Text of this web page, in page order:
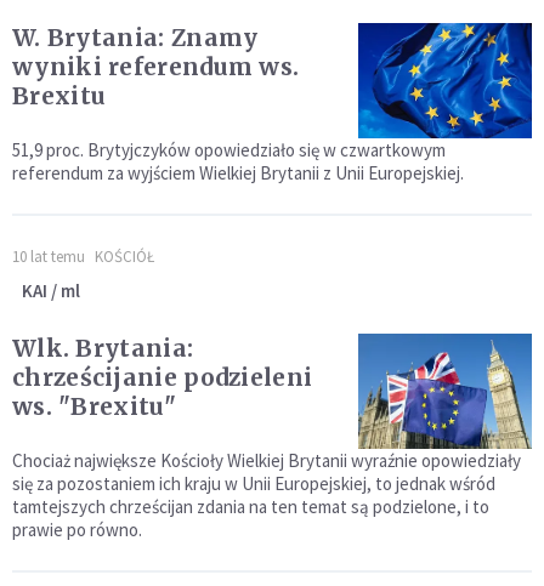
W. Brytania: Znamy
wyniki referendum ws.
Brexitu
51,9 proc. Brytyjczyków opowiedziało się w czwartkowym
referendum za wyjściem Wielkiej Brytanii z Unii Europejskiej.
10 lat temu KOŚCIÓŁ
KAI / ml
Wlk. Brytania:
chrześcijanie podzieleni
ws. "Brexitu"
Chociaż największe Kościoły Wielkiej Brytanii wyraźnie opowiedziały
się za pozostaniem ich kraju w Unii Europejskiej, to jednak wśród
tamtejszych chrześcijan zdania na ten temat są podzielone, i to
prawie po równo.